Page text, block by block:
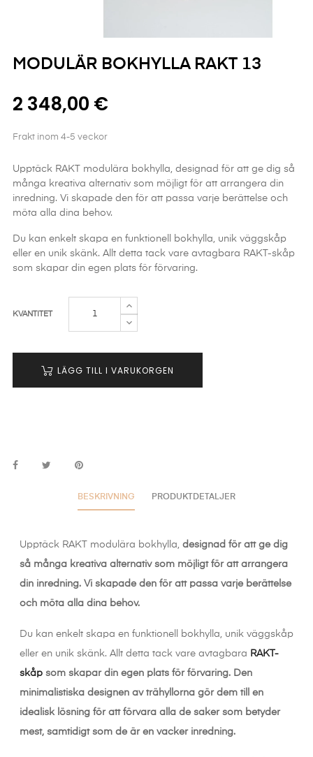
MODULÄR BOKHYLLA RAKT 13
2 348,00 €
Frakt inom 4-5 veckor
Upptäck RAKT modulära bokhylla, designad för att ge dig så
många kreativa alternativ som möjligt för att arrangera din
inredning. Vi skapade den för att passa varje berättelse och
möta alla dina behov.
Du kan enkelt skapa en funktionell bokhylla, unik väggskåp
eller en unik skänk. Allt detta tack vare avtagbara RAKT-skåp
som skapar din egen plats för förvaring.
KVANTITET
LÄGG TILL I VARUKORGEN
BESKRIVNING PRODUKTDETALJER
Upptäck RAKT modulära bokhylla, designad för att ge dig
så många kreativa alternativ som möjligt för att arrangera
din inredning. Vi skapade den för att passa varje berättelse
och möta alla dina behov.
Du kan enkelt skapa en funktionell bokhylla, unik väggskåp
eller en unik skänk. Allt detta tack vare avtagbara RAKT-
skåp som skapar din egen plats för förvaring. Den
minimalistiska designen av trähyllorna gör dem till en
idealisk lösning för att förvara alla de saker som betyder
mest, samtidigt som de är en vacker inredning.